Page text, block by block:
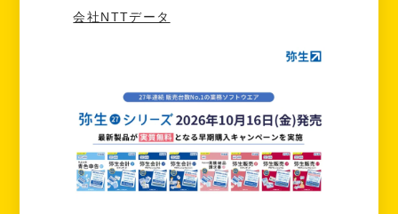
会社NTTデータ